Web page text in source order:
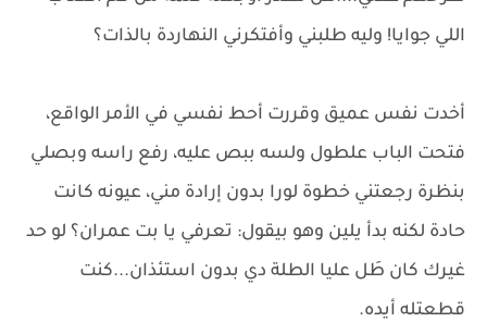
اللي جوايا! وليه طلبني وأفتكرني النهاردة بالذات؟
أخدت نفس عميق وقررت أحط نفسي في الأمر الواقع،
فتحت الباب علطول ولسه ببص عليه، رفع راسه وبصلي
بنظرة رجعتني خطوة لورا بدون إرادة مني، عيونه كانت
حادة لكنه بدأ يلين وهو بيقول: تعرفي يا بت عمران؟ لو حد
غيرك كان طَل عليا الطلة دي بدون استئذان...كنت
قطعتله أيده.